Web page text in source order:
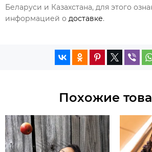
Беларуси и Казахстана, для этого
информацией о доставке.
Похожие